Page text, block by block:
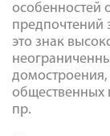
особенностей
предпочтений
это знак
домостроения,
общественных
пр.